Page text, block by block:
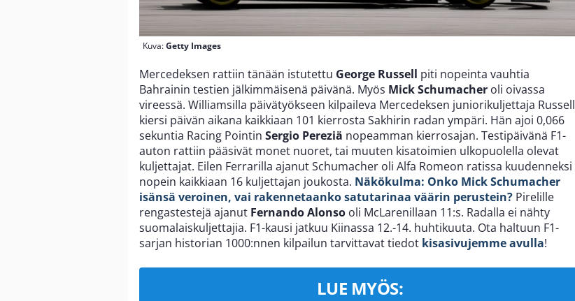
Kuva:Getty Images
Mercedeksen rattiin tänään istutettu George Russell piti nopeinta vauhtia
Bahrainin testien jälkimmäisenä päivänä. Myös Mick Schumacher oli oivassa
vireessä. Williamsilla päivätyökseen kilpaileva Mercedeksen juniorikuljettaja Russell
kiersi päivän aikana kaikkiaan 101 kierrosta Sakhirin radan ympäri. Hän ajoi 0,066
sekuntia Racing Pointin Sergio Pereziä nopeamman kierrosajan. Testipäivänä F1-
auton rattiin pääsivät monet nuoret, tai muuten kisatoimien ulkopuolella olevat
kuljettajat. Eilen Ferrarilla ajanut Schumacher oli Alfa Romeon ratissa kuudenneksi
nopein kaikkiaan 16 kuljettajan joukosta. Näkökulma: Onko Mick Schumacher
isänsä veroinen, vai rakennetaanko satutarinaa väärin perustein? Pirelille
rengastestejä ajanut Fernando Alonso oli McLarenillaan 11:s. Radalla ei nähty
suomalaiskuljettajia. F1-kausi jatkuu Kiinassa 12.-14. huhtikuuta. Ota haltuun F1-
sarjan historian 1000:nnen kilpailun tarvittavat tiedot kisasivujemme avulla!
LUE MYÖS: